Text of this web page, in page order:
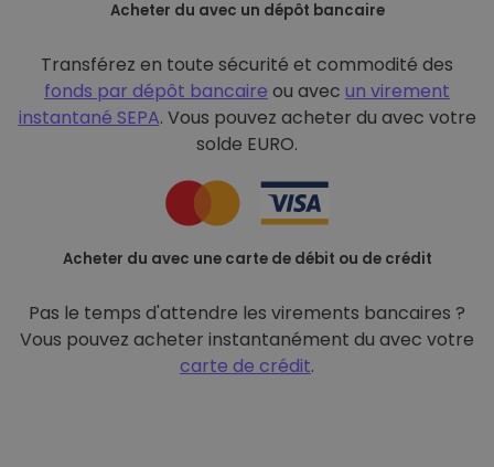
Acheter du avec un dépôt bancaire
Transférez en toute sécurité et commodité des
fonds par dépôt bancaire ou avec un virement
instantané SEPA. Vous pouvez acheter du avec votre
solde EURO.
Acheter du avec une carte de débit ou de crédit
Pas le temps d'attendre les virements bancaires ?
Vous pouvez acheter instantanément du avec votre
carte de crédit.